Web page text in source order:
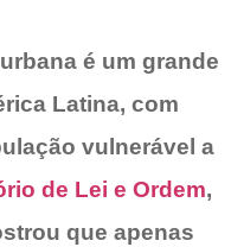
é um grande
Latina, com
vulnerável a
de Lei e Ordem,
que apenas